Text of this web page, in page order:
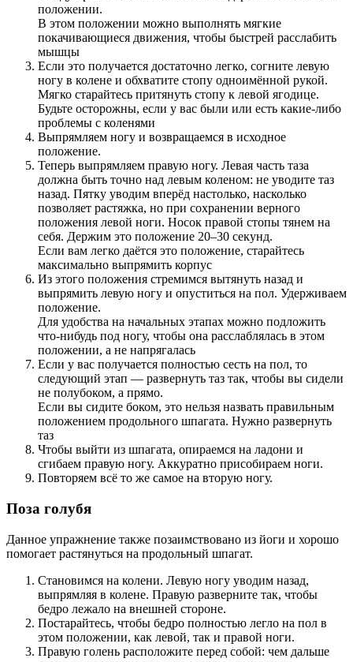
положении.
В этом положении можно выполнять мягкие
покачивающиеся движения, чтобы быстрей расслабить
мышцы
Если это получается достаточно легко, согните левую
ногу в колене и обхватите стопу одноимённой рукой.
Мягко старайтесь притянуть стопу к левой ягодице.
Будьте осторожны, если у вас были или есть какие-либо
проблемы с коленями
Выпрямляем ногу и возвращаемся в исходное
положение.
Теперь выпрямляем правую ногу. Левая часть таза
должна быть точно над левым коленом: не уводите таз
назад. Пятку уводим вперёд настолько, насколько
позволяет растяжка, но при сохранении верного
положения левой ноги. Носок правой стопы тянем на
себя. Держим это положение 20–30 секунд.
Если вам легко даётся это положение, старайтесь
максимально выпрямить корпус
Из этого положения стремимся вытянуть назад и
выпрямить левую ногу и опуститься на пол. Удерживаем
положение.
Для удобства на начальных этапах можно подложить
что-нибудь под ногу, чтобы она расслаблялась в этом
положении, а не напрягалась
Если у вас получается полностью сесть на пол, то
следующий этап — развернуть таз так, чтобы вы сидели
не полубоком, а прямо.
Если вы сидите боком, это нельзя назвать правильным
положением продольного шпагата. Нужно развернуть
таз
Чтобы выйти из шпагата, опираемся на ладони и
сгибаем правую ногу. Аккуратно присобираем ноги.
Повторяем всё то же самое на вторую ногу.
Поза голубя
Данное упражнение также позаимствовано из йоги и хорошо
помогает растянуться на продольный шпагат.
Становимся на колени. Левую ногу уводим назад,
выпрямляя в колене. Правую разверните так, чтобы
бедро лежало на внешней стороне.
Постарайтесь, чтобы бедро полностью легло на пол в
этом положении, как левой, так и правой ноги.
Правую голень расположите перед собой: чем дальше